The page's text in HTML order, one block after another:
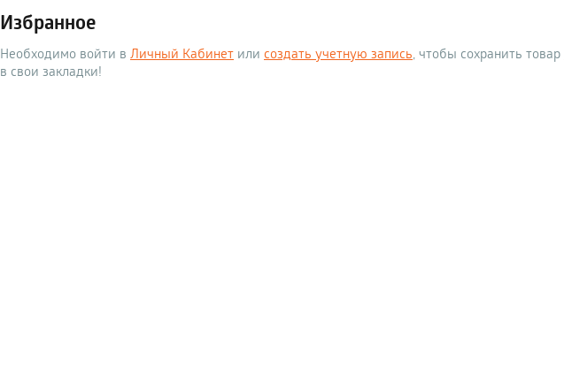
Избранное
Необходимо войти в Личный Кабинет или создать учетную запись, чтобы сохранить товар
в свои закладки!